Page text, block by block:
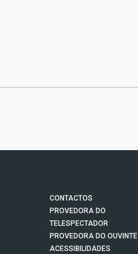
CONTACTOS
PROVEDORA DO
TELESPECTADOR
PROVEDORA DO OUVINTE
ACESSIBILIDADES